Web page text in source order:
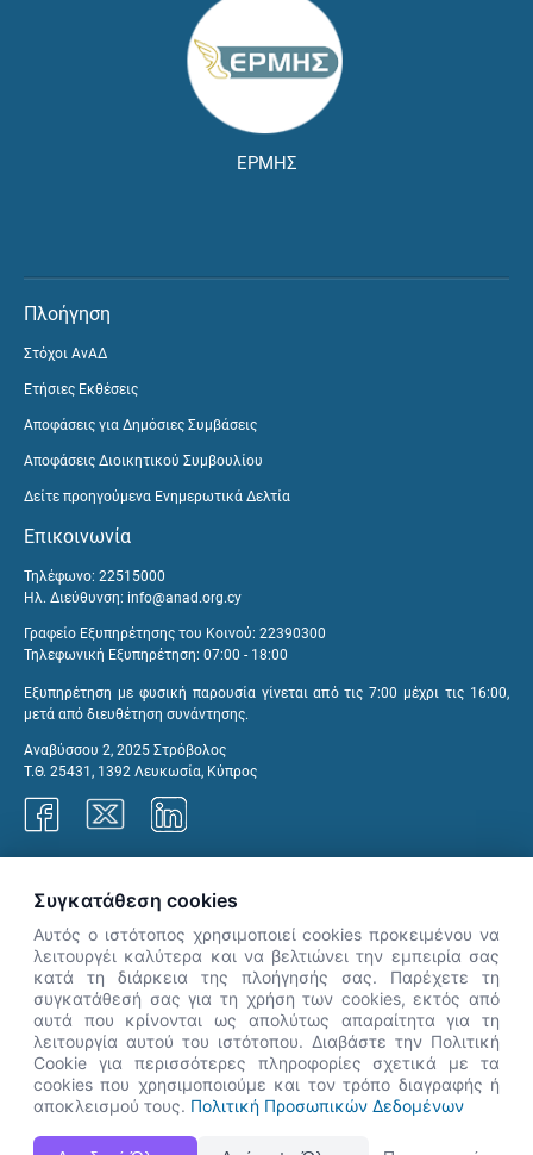
ΕΡΜΗΣ
Πλοήγηση
Στόχοι ΑνΑΔ
Ετήσιες Εκθέσεις
Αποφάσεις για Δημόσιες Συμβάσεις
Αποφάσεις Διοικητικού Συμβουλίου
Δείτε προηγούμενα Ενημερωτικά Δελτία
Επικοινωνία
Τηλέφωνο: 22515000
Ηλ. Διεύθυνση: info@anad.org.cy
Γραφείο Εξυπηρέτησης του Κοινού: 22390300
Τηλεφωνική Εξυπηρέτηση: 07:00 - 18:00
Εξυπηρέτηση με φυσική παρουσία γίνεται από τις 7:00 μέχρι τις 16:00,
μετά από διευθέτηση συνάντησης.
Αναβύσσου 2, 2025 Στρόβολος
Τ.Θ. 25431, 1392 Λευκωσία, Κύπρος
Η Ιστοσελίδα ΑνΑΔ είναι πλήρως συμβατή με τις νεότερες εκδόσεις, Google Chrome, Mozilla Firefox,
👋 Καλώς ήρθες! Είμαι η Νόησις.
Πες μου πώς μπορώ να σε βοηθήσω
σήμερα.
Συγκατάθεση cookies
Αυτός ο ιστότοπος χρησιμοποιεί cookies προκειμένου να
λειτουργέι καλύτερα και να βελτιώνει την εμπειρία σας
κατά τη διάρκεια της πλοήγησής σας. Παρέχετε τη
συγκατάθεσή σας για τη χρήση των cookies, εκτός από
αυτά που κρίνονται ως απολύτως απαραίτητα για τη
λειτουργία αυτού του ιστότοπου. Διαβάστε την Πολιτική
Cookie για περισσότερες πληροφορίες σχετικά με τα
cookies που χρησιμοποιούμε και τον τρόπο διαγραφής ή
αποκλεισμού τους. Πολιτική Προσωπικών Δεδομένων